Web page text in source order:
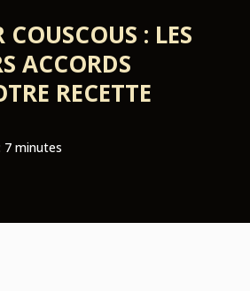
: LES
ACCORDS
RECETTE
7 minutes